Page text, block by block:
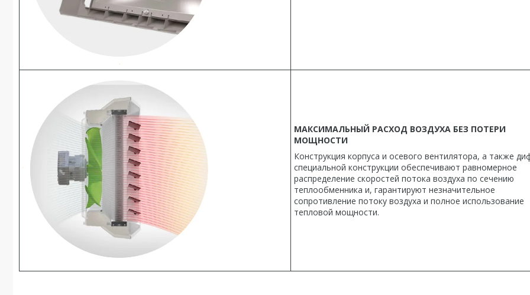
МАКСИМАЛЬНЫЙ РАСХОД ВОЗДУХА БЕЗ ПОТЕРИ
МОЩНОСТИ
Конструкция корпуса и осевого вентилятора, а также
специальной конструкции обеспечивают равномерное
распределение скоростей потока воздуха по сечению
теплообменника и, гарантируют незначительное
сопротивление потоку воздуха и полное использование
тепловой мощности.